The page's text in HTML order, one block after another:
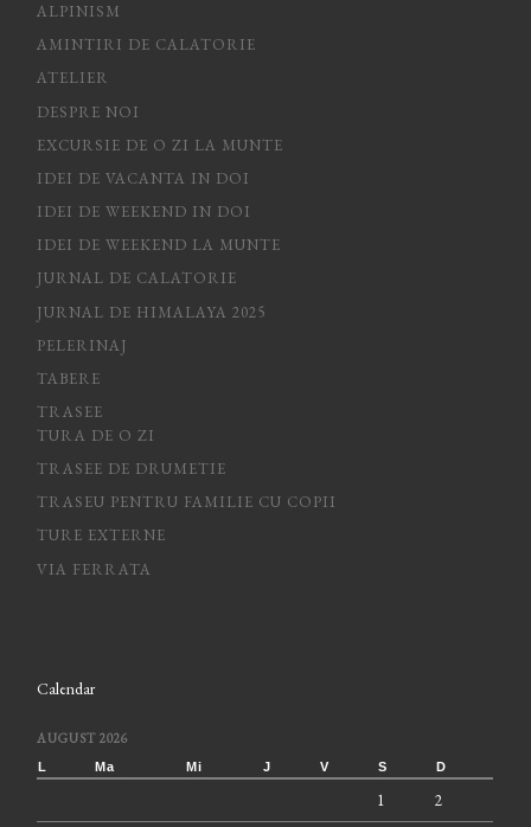
ALPINISM
AMINTIRI DE CALATORIE
ATELIER
DESPRE NOI
EXCURSIE DE O ZI LA MUNTE
IDEI DE VACANTA IN DOI
IDEI DE WEEKEND IN DOI
IDEI DE WEEKEND LA MUNTE
JURNAL DE CALATORIE
JURNAL DE HIMALAYA 2025
PELERINAJ
TABERE
TRASEE
TURA DE O ZI
TRASEE DE DRUMETIE
TRASEU PENTRU FAMILIE CU COPII
TURE EXTERNE
VIA FERRATA
Calendar
AUGUST 2026
L Ma Mi J V S D
1 2